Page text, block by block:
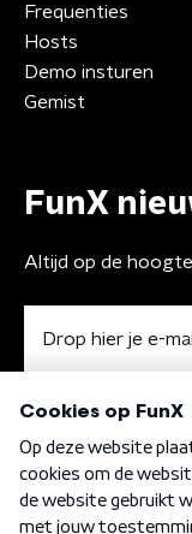
Frequenties
Hosts
Demo insturen
Gemist
FunX
Altijd op de
Algemene